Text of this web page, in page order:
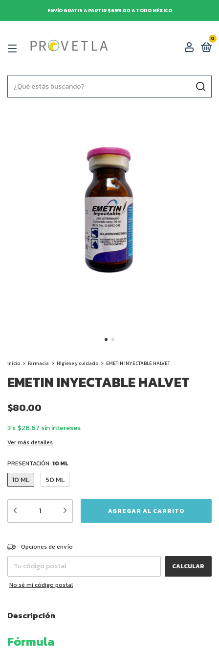
ENVÍO GRATIS A PARTIR $699.00 A TODO MÉXICO
0
Inicio > Farmacia > Higiene y cuidado > EMETIN INYECTABLE HALVET
EMETIN INYECTABLE HALVET
$80.00
3x $26.67 sin intereses
Ver más detalles
PRESENTACIÓN: 10 ML
10 ML 50 ML
Entregas para el CP:
Opciones de envío
CALCULAR
No sé mi código postal
Descripción
Fórmula